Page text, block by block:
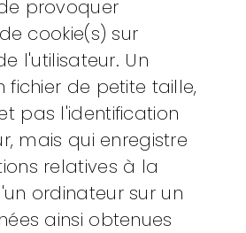
provoquer
cookie(s) sur
l'utilisateur. Un
fichier de petite taille,
pas l'identification
mais qui enregistre
relatives à la
ordinateur sur un
ainsi obtenues